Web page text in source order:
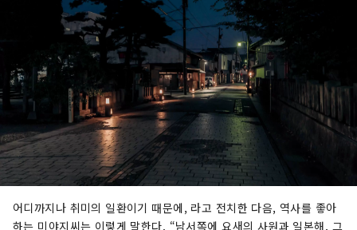
어디까지나 취미의 일환이기 때문에, 라고 전치한 다음, 역사를 좋아
하는 미야지씨는 이렇게 말한다. “남서쪽에 요새의 사원과 일본해, 그